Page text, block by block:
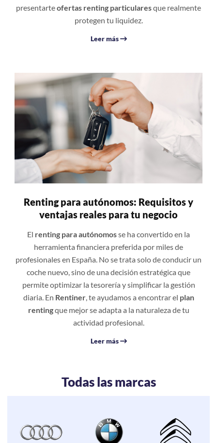
presentarteofertas renting particularesque realmente
protegen tu liquidez.
Leer más
Renting para autónomos: Requisitos y
ventajas reales para tu negocio
El renting para autónomosse ha convertido en la
herramienta financiera preferida por miles de
profesionales en España. No se trata solo de conducir un
coche nuevo, sino de una decisión estratégica que
permite optimizar la tesorería y simplificar la gestión
diaria. En Rentiner, te ayudamos a encontrar el plan
rentingque mejor se adapta a la naturaleza de tu
actividad profesional.
Leer más
Todas las marcas